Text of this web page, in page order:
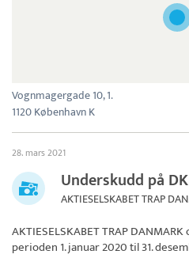
Vognmagergade 10, 1.
1120 København K
28. mars 2021
Underskudd på
AKTIESELSKABET TRAP
AKTIESELSKABET TRAP DANMARK
perioden 1. januar 2020 til 31.